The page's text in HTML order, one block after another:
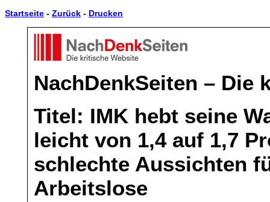
Startseite - Zurück - Drucken
NachDenkSeiten – Die
Titel: IMK hebt seine
leicht von 1,4 auf 1,7
schlechte Aussichten
Arbeitslose